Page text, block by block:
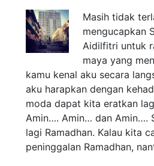
Masih tidak
mengucapkan
Aidilfitri untuk
maya yang
kamu kenal aku secara
aku harapkan dengan
moda dapat kita eratkan
Amin…. Amin… dan Amin….
lagi Ramadhan. Kalau kita
peninggalan Ramadhan,